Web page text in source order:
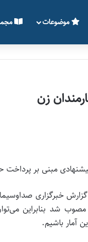
موضوعات
زن
پیشنهادی مبنی بر
گزارش خبرگزاری
مصوب شد بنابراین
آمار باشیم.